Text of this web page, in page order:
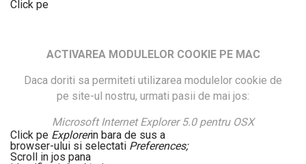
Click pe
ACTIVAREA MODULELOR COOKIE PE MAC
Daca doriti sa permiteti utilizarea modulelor cookie de
pe site-ul nostru, urmati pasii de mai jos:
Microsoft Internet Explorer 5.0 pentru OSX
Click pe Explorerin bara de sus a
browser-ului si selectati Preferences;
Scroll in jos pana